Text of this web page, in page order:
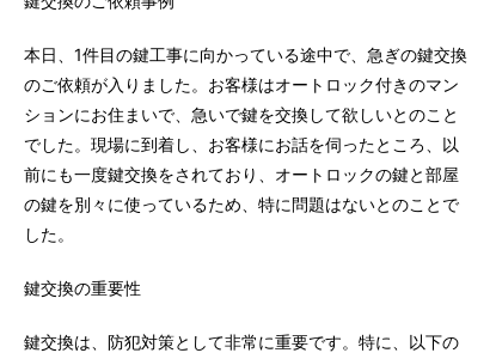
本日、1件目の鍵工事に向かっている途中で、急ぎの鍵交換
のご依頼が入りました。お客様はオートロック付きのマン
ションにお住まいで、急いで鍵を交換して欲しいとのこと
でした。現場に到着し、お客様にお話を伺ったところ、以
前にも一度鍵交換をされており、オートロックの鍵と部屋
の鍵を別々に使っているため、特に問題はないとのことで
した。
鍵交換の重要性
鍵交換は、防犯対策として非常に重要です。特に、以下の